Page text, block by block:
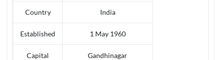
Country India
Established 1 May 1960
Capital Gandhinagar